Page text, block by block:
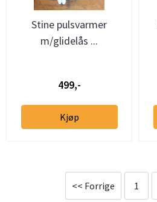
Stine pulsvarmer
m/glidelås ...
499,-
Kjøp
<< Forrige 1